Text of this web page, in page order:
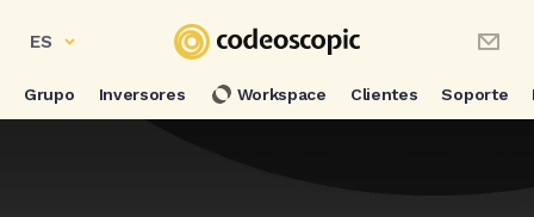
ES
Grupo Inversores Workspace Clientes Soporte